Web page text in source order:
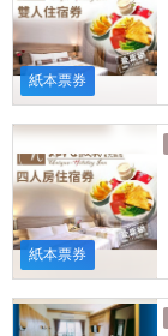
紙本票券
紙本票券